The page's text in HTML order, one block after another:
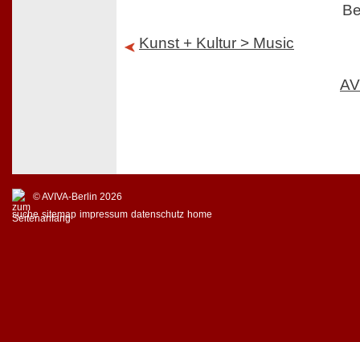
Kunst + Kultur > Music
© AVIVA-Berlin 2026
suche sitemap impressum datenschutz home